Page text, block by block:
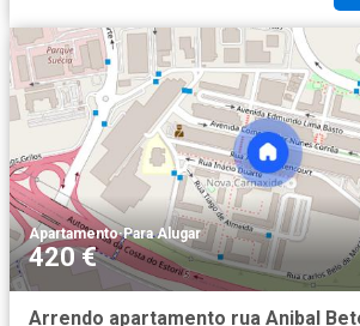
Apartamento·Para Alugar
420 €